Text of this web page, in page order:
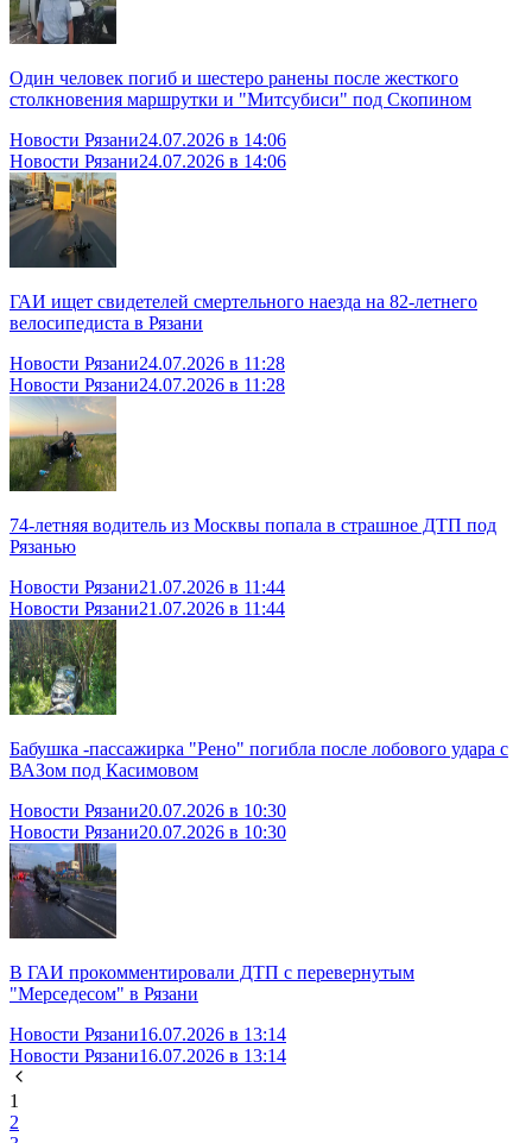
Один человек погиб и шестеро ранены после жесткого
столкновения маршрутки и "Митсубиси" под Скопином
Новости Рязани24.07.2026 в 14:06
Новости Рязани24.07.2026 в 14:06
ГАИ ищет свидетелей смертельного наезда на 82-летнего
велосипедиста в Рязани
Новости Рязани24.07.2026 в 11:28
Новости Рязани24.07.2026 в 11:28
74-летняя водитель из Москвы попала в страшное ДТП под
Рязанью
Новости Рязани21.07.2026 в 11:44
Новости Рязани21.07.2026 в 11:44
Бабушка -пассажирка "Рено" погибла после лобового удара с
ВАЗом под Касимовом
Новости Рязани20.07.2026 в 10:30
Новости Рязани20.07.2026 в 10:30
В ГАИ прокомментировали ДТП с перевернутым
"Мерседесом" в Рязани
Новости Рязани16.07.2026 в 13:14
Новости Рязани16.07.2026 в 13:14
1
2